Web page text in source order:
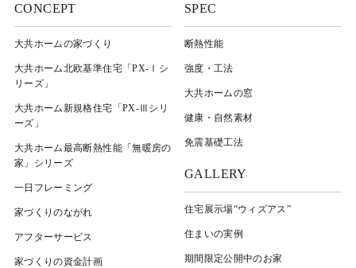
CONCEPT
大共ホームの家づくり
大共ホーム北欧基準住宅「PX-Ⅰシ
リーズ」
大共ホーム新規格住宅「PX-Ⅲシリ
ーズ」
大共ホーム最高断熱性能「無暖房の
家」シリーズ
一日フレーミング
家づくりのながれ
アフターサービス
家づくりの資金計画
SPEC
断熱性能
強度・工法
大共ホームの窓
健康・自然素材
免震基礎工法
GALLERY
住宅展示場“ウィズアス”
住まいの実例
期間限定公開中のお家